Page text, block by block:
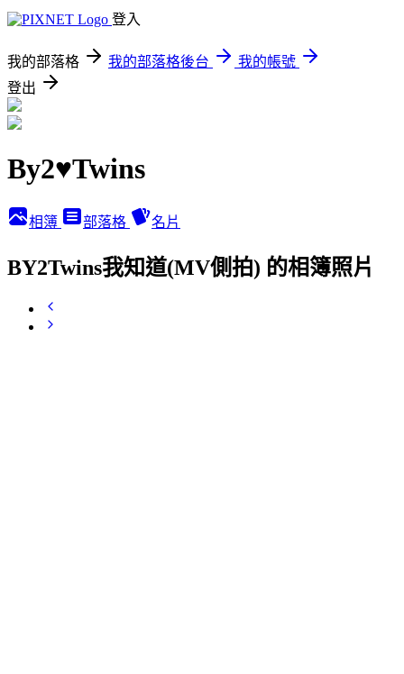
登入
我的部落格 我的部落格後台
我的帳號
登出
By2♥Twins
相簿 部落格 名片
BY2Twins我知道(MV側拍) 的相簿照片